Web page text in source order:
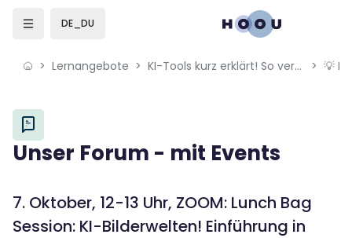
DE_DU
Lernangebote KI-Tools kurz erklärt! So verwendest du ChatGPT, Leonardo.AI & Co. 💡
Blöcke
Unser Forum - mit Events
Blöcke
7. Oktober, 12-13 Uhr, ZOOM: Lunch Bag
Session: KI-Bilderwelten! Einführung in